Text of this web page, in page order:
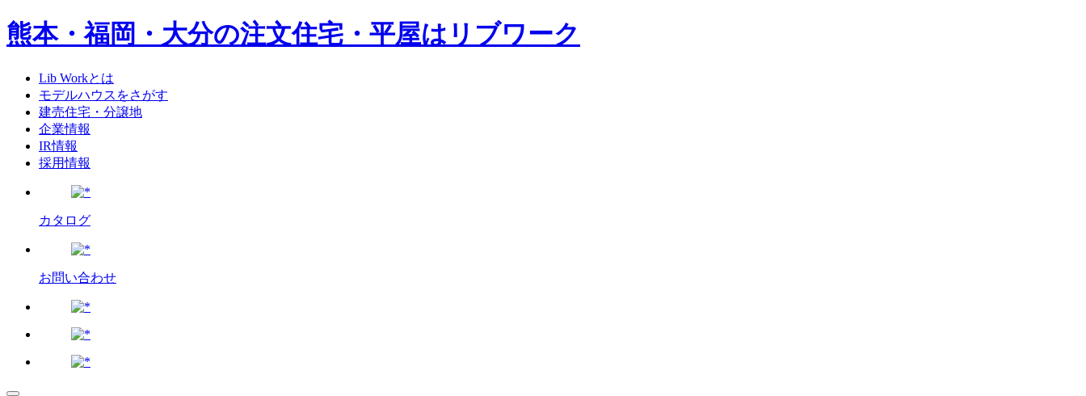
熊本・福岡・大分の注文住宅・平屋はリブワーク
Lib Workとは
モデルハウスをさがす
建売住宅・分譲地
企業情報
IR情報
採用情報
カタログ
お問い合わせ